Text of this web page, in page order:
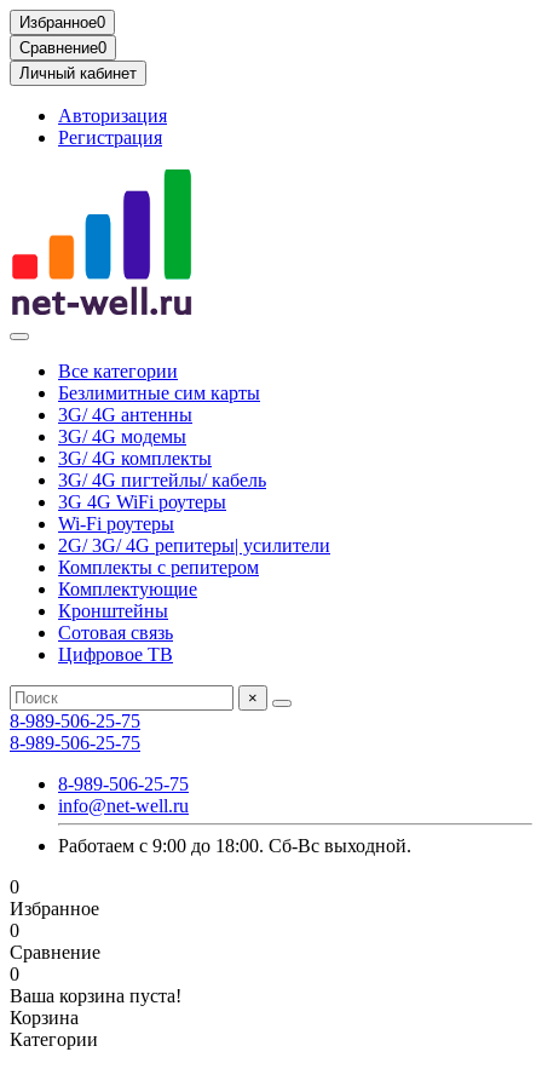
Избранное0
Сравнение0
Личный кабинет
Авторизация
Регистрация
Все категории
Безлимитные сим карты
3G/ 4G антенны
3G/ 4G модемы
3G/ 4G комплекты
3G/ 4G пигтейлы/ кабель
3G 4G WiFi роутеры
Wi-Fi роутеры
2G/ 3G/ 4G репитеры| усилители
Комплекты с репитером
Комплектующие
Кронштейны
Сотовая связь
Цифровое ТВ
×
8-989-506-25-75
8-989-506-25-75
8-989-506-25-75
info@net-well.ru
Работаем с 9:00 до 18:00. Сб-Вс выходной.
0
Избранное
0
Сравнение
0
Ваша корзина пуста!
Корзина
Категории